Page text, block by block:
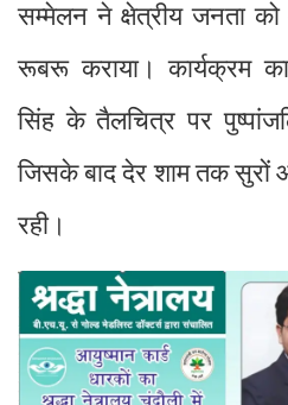
सम्मेलन ने क्षेत्रीय जनता
रूबरू कराया। कार्यक्रम
सिंह के तैलचित्र पर
जिसके बाद देर शाम तक सुरों
रही।